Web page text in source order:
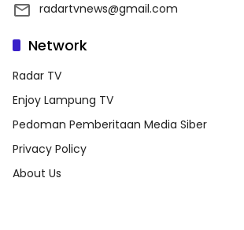
radartvnews@gmail.com
Network
Radar TV
Enjoy Lampung TV
Pedoman Pemberitaan Media Siber
Privacy Policy
About Us